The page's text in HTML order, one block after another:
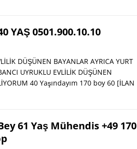
YAŞ 0501.900.10.10
DÜŞÜNEN BAYANLAR AYRICA YURT
UYRUKLU EVLİLİK DÜŞÜNEN
40 Yaşındayım 170 boy 60 [İLAN
61 Yaş Mühendis +49 170